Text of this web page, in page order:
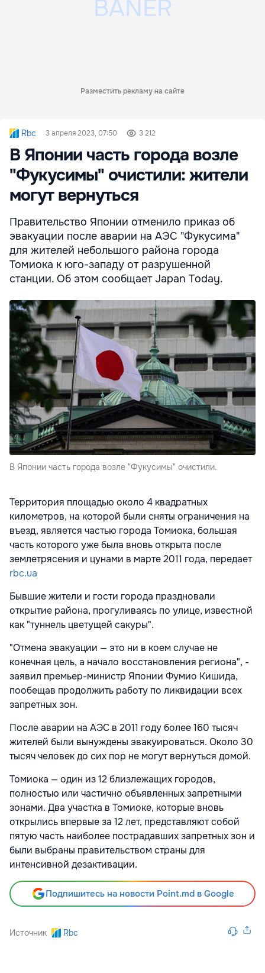
Разместить рекламу на сайте
Rbc 3 апреля 2023, 07:50 3 212
В Японии часть города возле
"Фукусимы" очистили: жители
могут вернуться
Правительство Японии отменило приказ об
эвакуации после аварии на АЭС "Фукусима"
для жителей небольшого района города
Томиока к юго-западу от разрушенной
станции. Об этом сообщает Japan Today.
В Японии часть города возле "Фукусимы" очистили.
Территория площадью около 4 квадратных
километров, на которой были сняты ограничения на
въезд, является частью города Томиока, большая
часть которого уже была вновь открыта после
землетрясения и цунами в марте 2011 года, передает
rbc.ua
Бывшие жители и гости города праздновали
открытие района, прогуливаясь по улице, известной
как "туннель цветущей сакуры".
"Отмена эвакуации — это ни в коем случае не
конечная цель, а начало восстановления региона", -
заявил премьер-министр Японии Фумио Кишида,
пообещав продолжить работу по ликвидации всех
запретных зон.
После аварии на АЭС в 2011 году более 160 тысяч
жителей были вынуждены эвакуироваться. Около 30
тысяч человек до сих пор не могут вернуться домой.
Томиока — один из 12 близлежащих городов,
полностью или частично объявленных запретными
зонами. Два участка в Томиоке, которые вновь
открылись впервые за 12 лет, представляют собой
пятую часть наиболее пострадавших запретных зон и
были выбраны правительством страны для
интенсивной дезактивации.
Подпишитесь на новости Point.md в Google
Источник Rbc